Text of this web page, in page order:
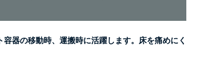
容器の移動時、運搬時に活躍します。床を痛めにく